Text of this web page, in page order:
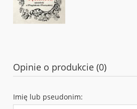
Opinie o produkcie (0)
Imię lub pseudonim: